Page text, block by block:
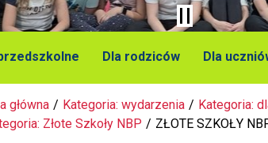
Dla rodziców Dla
główna Kategoria: wydarzenia Kategoria:
Złote Szkoły NBP
ZŁOTE SZKOŁY